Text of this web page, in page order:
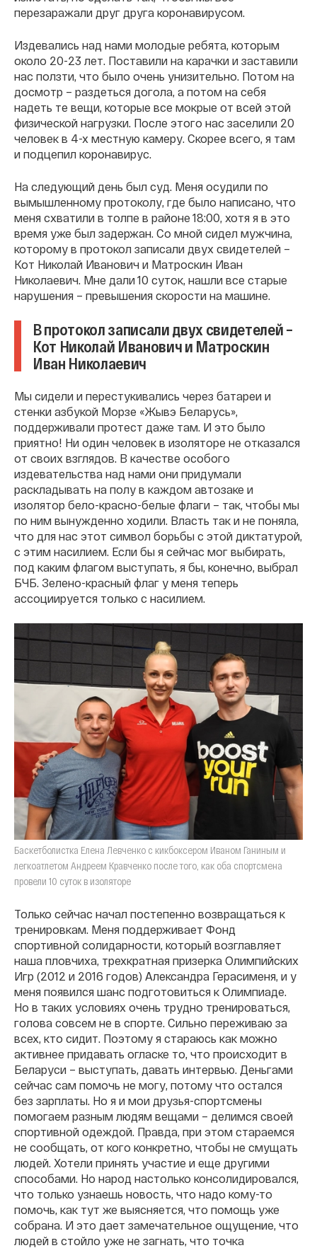
перезаражали друг друга коронавирусом.
Издевались над нами молодые ребята, которым
около 20-23 лет. Поставили на карачки и заставили
нас ползти, что было очень унизительно. Потом на
досмотр – раздеться догола, а потом на себя
надеть те вещи, которые все мокрые от всей этой
физической нагрузки. После этого нас заселили 20
человек в 4-х местную камеру. Скорее всего, я там
и подцепил коронавирус.
На следующий день был суд. Меня осудили по
вымышленному протоколу, где было написано, что
меня схватили в толпе в районе 18:00, хотя я в это
время уже был задержан. Со мной сидел мужчина,
которому в протокол записали двух свидетелей –
Кот Николай Иванович и Матроскин Иван
Николаевич. Мне дали 10 суток, нашли все старые
нарушения – превышения скорости на машине.
В протокол записали двух свидетелей –
Кот Николай Иванович и Матроскин
Иван Николаевич
Мы сидели и перестукивались через батареи и
стенки азбукой Морзе «Жывэ Беларусь»,
поддерживали протест даже там. И это было
приятно! Ни один человек в изоляторе не отказался
от своих взглядов. В качестве особого
издевательства над нами они придумали
раскладывать на полу в каждом автозаке и
изолятор бело-красно-белые флаги – так, чтобы мы
по ним вынужденно ходили. Власть так и не поняла,
что для нас этот символ борьбы с этой диктатурой,
с этим насилием. Если бы я сейчас мог выбирать,
под каким флагом выступать, я бы, конечно, выбрал
БЧБ. Зелено-красный флаг у меня теперь
ассоциируется только с насилием.
Баскетболистка Елена Левченко с кикбоксером Иваном Ганиным и
легкоатлетом Андреем Кравченко после того, как оба спортсмена
провели 10 суток в изоляторе
Только сейчас начал постепенно возвращаться к
тренировкам. Меня поддерживает Фонд
спортивной солидарности, который возглавляет
наша пловчиха, трехкратная призерка Олимпийских
Игр (2012 и 2016 годов) Александра Герасименя, и у
меня появился шанс подготовиться к Олимпиаде.
Но в таких условиях очень трудно тренироваться,
голова совсем не в спорте. Сильно переживаю за
всех, кто сидит. Поэтому я стараюсь как можно
активнее придавать огласке то, что происходит в
Беларуси – выступать, давать интервью. Деньгами
сейчас сам помочь не могу, потому что остался
без зарплаты. Но я и мои друзья-спортсмены
помогаем разным людям вещами – делимся своей
спортивной одеждой. Правда, при этом стараемся
не сообщать, от кого конкретно, чтобы не смущать
людей. Хотели принять участие и еще другими
способами. Но народ настолько консолидировался,
что только узнаешь новость, что надо кому-то
помочь, как тут же выясняется, что помощь уже
собрана. И это дает замечательное ощущение, что
людей в стойло уже не загнать, что точка